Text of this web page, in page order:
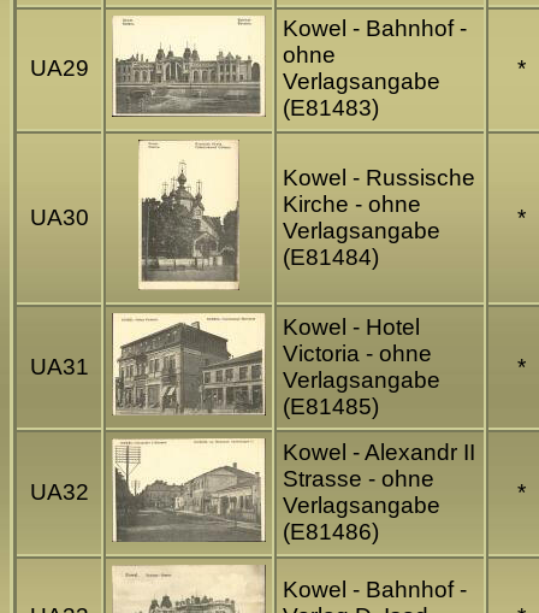
UA29
Kowel - Bahnhof -
ohne
Verlagsangabe
(E81483)
*
UA30
Kowel - Russische
Kirche - ohne
Verlagsangabe
(E81484)
*
UA31
Kowel - Hotel
Victoria - ohne
Verlagsangabe
(E81485)
*
UA32
Kowel - Alexandr II
Strasse - ohne
Verlagsangabe
(E81486)
*
Kowel - Bahnhof -